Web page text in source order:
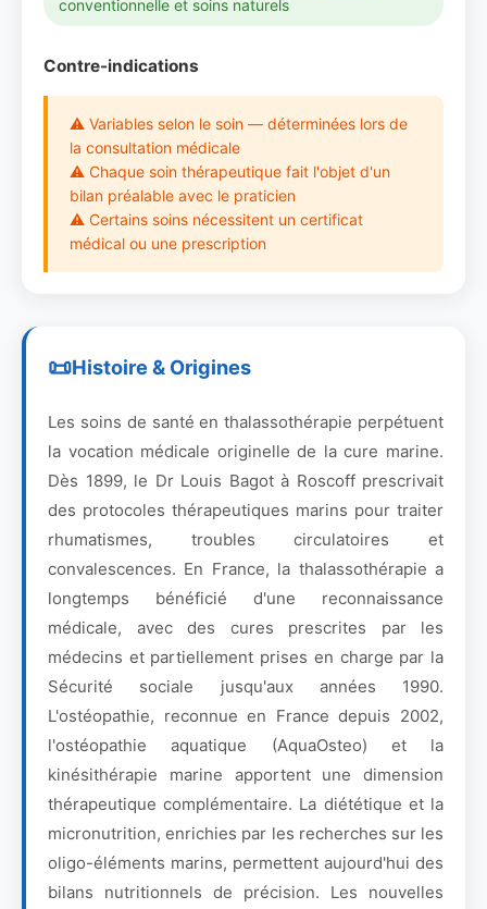
conventionnelle et soins naturels
Contre-indications
⚠ Variables selon le soin — déterminées lors de
la consultation médicale
⚠ Chaque soin thérapeutique fait l'objet d'un
bilan préalable avec le praticien
⚠ Certains soins nécessitent un certificat
médical ou une prescription
Histoire & Origines
Les soins de santé en thalassothérapie perpétuent
la vocation médicale originelle de la cure marine.
Dès 1899, le Dr Louis Bagot à Roscoff prescrivait
des protocoles thérapeutiques marins pour traiter
rhumatismes, troubles circulatoires et
convalescences. En France, la thalassothérapie a
longtemps bénéficié d'une reconnaissance
médicale, avec des cures prescrites par les
médecins et partiellement prises en charge par la
Sécurité sociale jusqu'aux années 1990.
L'ostéopathie, reconnue en France depuis 2002,
l'ostéopathie aquatique (AquaOsteo) et la
kinésithérapie marine apportent une dimension
thérapeutique complémentaire. La diététique et la
micronutrition, enrichies par les recherches sur les
oligo-éléments marins, permettent aujourd'hui des
bilans nutritionnels de précision. Les nouvelles